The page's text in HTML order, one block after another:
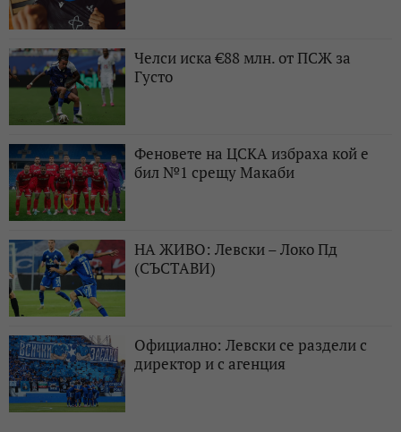
Челси иска €88 млн. от ПСЖ за
Густо
Феновете на ЦСКА избраха кой е
бил №1 срещу Макаби
НА ЖИВО: Левски – Локо Пд
(СЪСТАВИ)
Официално: Левски се раздели с
директор и с агенция